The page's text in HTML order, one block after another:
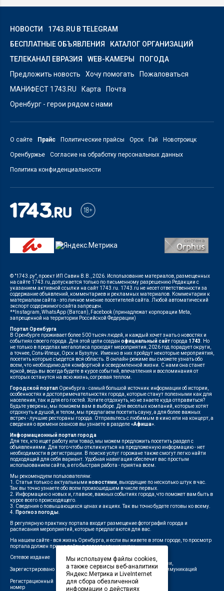
НОВОСТИ
1743.RU В TELEGRAM
БЕСПЛАТНЫЕ ОБЪЯВЛЕНИЯ
КАТАЛОГ ОРГАНИЗАЦИЙ
ТЕЛЕКАНАЛ ЕВРАЗИЯ
WEB-КАМЕРЫ
ПОГОДА
Предложить новость
Хочу помогать
Пожаловаться
МАНИФЕСТ 1743.RU
Карта
Почта
Оренбург - герои рядом с нами
О сайте Прайс Политические прайсы Орск Гай Новотроицк
Оренбуржье Согласие на обработку персональных данных
Политика конфиденциальности
© "1743.ру", проект ИП Савин В.В., 2026. Использование материалов, размещенных
на сайте 1743.ru, допускается только по письменному разрешению Редакции с
указанием активной ссылки на сайт 1743.ru. 1743.ru не несет ответственности за
содержание объявлений, комментариев и рекламных материалов. Комментарии к
материалам сайта - это личное мнение посетителей сайта. Любой автоматический
экспорт содержимого сайта запрещен.
**Instagram, WhatsApp (Ватсап), Facebook (принадлежат корпорации Meta,
запрещенной на территории Российской Федерации)
Портал Оренбурга
В Оренбурге проживает более 500 тысяч людей, и каждый хочет знать о новостях и
событиях своего города. Для этой цели создан официальный сайт города 1743 . Но
не только в пределах мегаполиса проходят мероприятия, 2026 год порадует округи,
а точнее, Соль-Илецк, Орск и Бузулук. Именно в них пройдут некоторые мероприятия,
посетить которые съедется вся область. В онлайн-режиме вы сможете узнать обо
всем, что необходимо для комфортной и осведомленной жизни. С нами она станет
яркой, ведь вы всегда будете в курсе событий, впечатления и воспоминания от
которых останутся на всю жизнь, согревая теплом.
Городской портал Оренбурга - самый большой источник информации об истории,
особенностях и достопримечательностях города, которые станут полезными как для
населения, так и для его гостей. Хотите отдохнуть, но не знаете куда отправиться?
Будьте уверены, мы поможем вам в выборе. Для веселых компаний, которые хотят
отдохнуть и душой, и телом, мы предлагаем посетить сауну, а для более важных
встреч - лучшие рестораны города. Отправьтесь с любимым в кино или на концерт, а
сведения о времени сеансов вы узнаете в разделе«Афиша»
Информационный портал города
Для тех, кто ищет работу или товар, мы можем предложить посетить раздел с
объявлениями. Для того чтобы откликнуться на предложенную информацию - нет
необходимости в регистрации. В поиске услуг горожане также смогут легко найти
подходящий для себя вариант. Удобная навигация обеспечит вас простым
использованием сайта, а его быстрая работа - приятна всем.
Мы рекомендуем пользователям:
1. Статьи только с актуальными новостями , выходящие по несколько штук в час.
Так вы точно узнаете обо всем произошедшем в числе первых.
2. Информацию о новых и, главное, важных событиях города, что поможет вам быть в
курсе всего происходящего.
3. Сведения о повышающихся ценах и акциях. Так вы точно будете готовы ко всему.
4.
Прогноз погоды
В регулярную практику портала входит размещение фотографий города и
расписания мероприятий, которые предлагаются для вас.
На нашем сайте - вся жизнь Оренбурга, и если вы живете в этом городе, то просмотр
портала должен прочно войти в повседневную жизнь.
Сетевое издание
"1743"
Зарегистрировано
Федеральной службой по надзору в сфере связи,
информационных технологий и массовых коммуникаций
(Роскомнадзор)
Регистрационный
номер
ЭЛ № ФС 77-75960 от 19.06.2019 г.
Мы используем файлы cookies,
а также сервисы веб-аналитики
Яндекс.Метрика и LiveInternet
для сбора обезличенной
информации о действиях